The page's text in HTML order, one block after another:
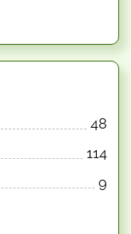
48
114
9